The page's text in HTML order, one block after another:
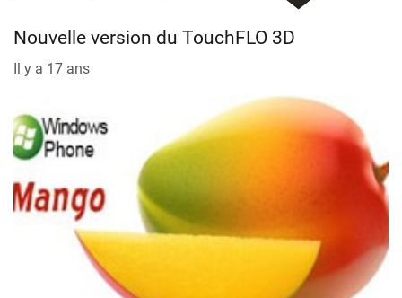
Nouvelle version du TouchFLO 3D
Il y a 17 ans